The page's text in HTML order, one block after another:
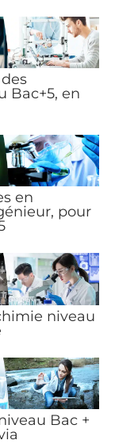
Bac+5, en
en
pour
niveau
Bac +